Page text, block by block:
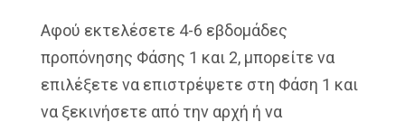
Αφού εκτελέσετε 4-6 εβδομάδες
προπόνησης Φάσης 1 και 2, μπορείτε να
επιλέξετε να επιστρέψετε στη Φάση 1 και
να ξεκινήσετε από την αρχή ή να